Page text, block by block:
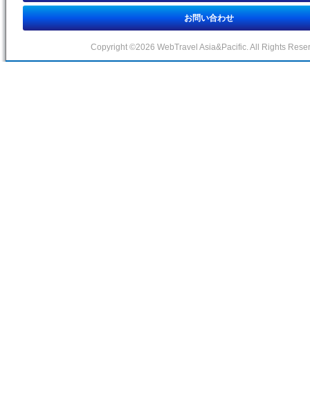
お問い合わせ
Copyright ©2026 WebTravel Asia&Pacific. All Rights